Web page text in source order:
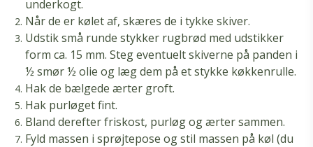
underkogt.
Når de er kølet af, skæres de i tykke skiver.
Udstik små runde stykker rugbrød med udstikker
form ca. 15 mm. Steg eventuelt skiverne på panden i
½ smør ½ olie og læg dem på et stykke køkkenrulle.
Hak de bælgede ærter groft.
Hak purløget fint.
Bland derefter friskost, purløg og ærter sammen.
Fyld massen i sprøjtepose og stil massen på køl (du